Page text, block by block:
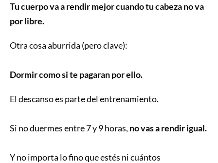
Tu cuerpo va a rendir mejor cuando tu cabeza no va
por libre.
Otra cosa aburrida (pero clave):
Dormir como si te pagaran por ello.
El descanso es parte del entrenamiento.
Si no duermes entre 7 y 9 horas, no vas a rendir igual.
Y no importa lo fino que estés ni cuántos